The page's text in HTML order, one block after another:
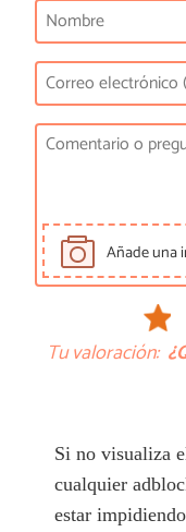
Añade una
Tu valoración:
Si no visualiza
cualquier
estar